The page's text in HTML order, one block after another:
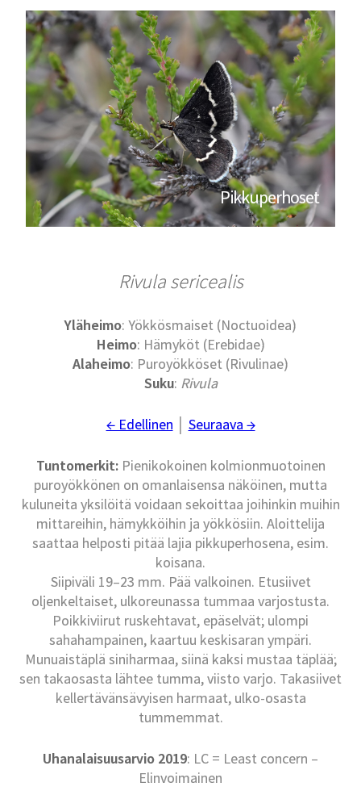
Pikkuperhoset
Rivula sericealis
Yläheimo: Yökkösmaiset (Noctuoidea)
Heimo: Hämyköt (Erebidae)
Alaheimo: Puroyökköset (Rivulinae)
Suku: Rivula
← Edellinen Seuraava →
Tuntomerkit:Pienikokoinen kolmionmuotoinen
puroyökkönen on omanlaisensa näköinen, mutta
kuluneita yksilöitä voidaan sekoittaa joihinkin muihin
mittareihin, hämykköihin ja yökkösiin. Aloittelija
saattaa helposti pitää lajia pikkuperhosena, esim.
koisana.
Siipiväli 19–23 mm. Pää valkoinen. Etusiivet
oljenkeltaiset, ulkoreunassa tummaa varjostusta.
Poikkiviirut ruskehtavat, epäselvät; ulompi
sahahampainen, kaartuu keskisaran ympäri.
Munuaistäplä siniharmaa, siinä kaksi mustaa täplää;
sen takaosasta lähtee tumma, viisto varjo. Takasiivet
kellertävänsävyisen harmaat, ulko-osasta
tummemmat.
Uhanalaisuusarvio 2019: LC = Least concern –
Elinvoimainen